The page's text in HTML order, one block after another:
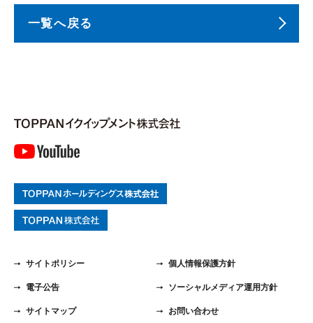
一覧へ戻る
サイトポリシー 個人情報保護方針
電子公告 ソーシャルメディア運用方針
サイトマップ お問い合わせ